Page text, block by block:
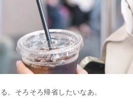
。そろそろ帰省したいなあ。